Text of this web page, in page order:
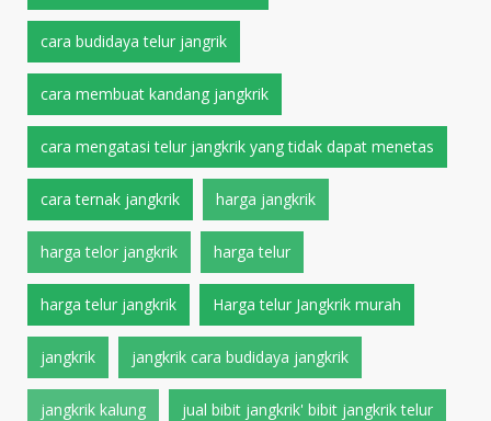
cara budidaya telur jangrik
cara membuat kandang jangkrik
cara mengatasi telur jangkrik yang tidak dapat menetas
cara ternak jangkrik harga jangkrik
harga telor jangkrik harga telur
harga telur jangkrik Harga telur Jangkrik murah
jangkrik jangkrik cara budidaya jangkrik
jangkrik kalung jual bibit jangkrik' bibit jangkrik telur